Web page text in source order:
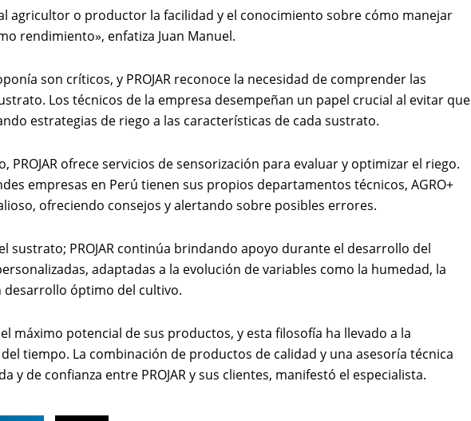
agricultor o productor la facilidad y el conocimiento sobre cómo manejar
rendimiento», enfatiza Juan Manuel.
son críticos, y PROJAR reconoce la necesidad de comprender las
Los técnicos de la empresa desempeñan un papel crucial al evitar que
estrategias de riego a las características de cada sustrato.
PROJAR ofrece servicios de sensorización para evaluar y optimizar el riego.
empresas en Perú tienen sus propios departamentos técnicos, AGRO+
ofreciendo consejos y alertando sobre posibles errores.
sustrato; PROJAR continúa brindando apoyo durante el desarrollo del
adaptadas a la evolución de variables como la humedad, la
desarrollo óptimo del cultivo.
máximo potencial de sus productos, y esta filosofía ha llevado a la
tiempo. La combinación de productos de calidad y una asesoría técnica
y de confianza entre PROJAR y sus clientes, manifestó el especialista.